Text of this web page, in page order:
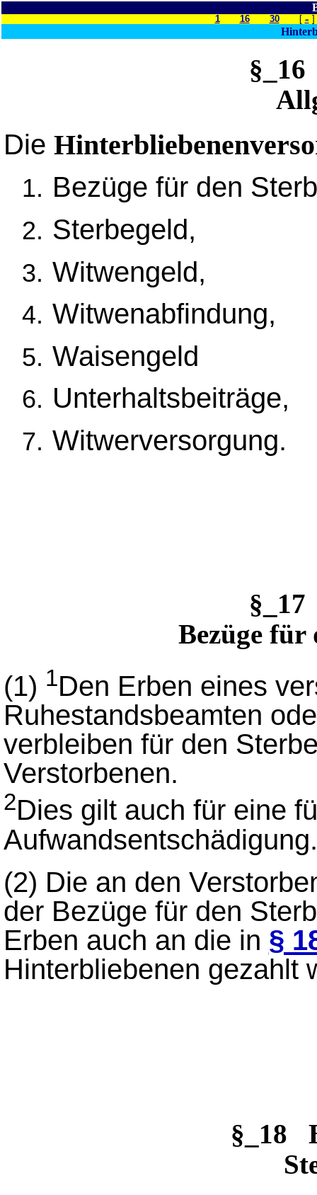
1 16 30[ «
Die
Bezüge für den
Sterbegeld,
Witwengeld,
Witwenabfindung,
Waisengeld
Unterhaltsbeiträge,
Witwerversorgung.
Bezüge für
(1) 1Den Erben eines
Ruhestandsbeamten
verbleiben für den
Verstorbenen.
2Dies gilt auch für eine
Aufwandsentschädigung.
(2) Die an den
der Bezüge für den
Erben auch an die in §
Hinterbliebenen gezahlt
§_18